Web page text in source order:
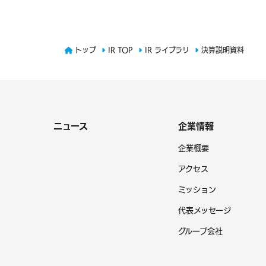
トップ IR TOP IR ライブラリ 決算説明資料
ニュース 企業情報
企業概要
アクセス
ミッション
代表メッセージ
グループ会社